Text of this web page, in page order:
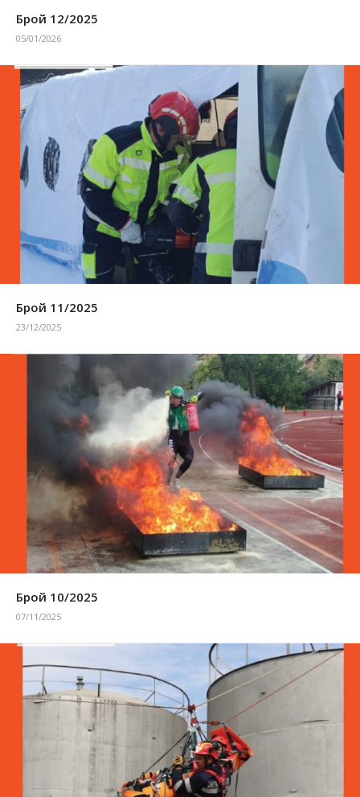
Брой 12/2025
05/01/2026
Брой 11/2025
23/12/2025
Брой 10/2025
07/11/2025